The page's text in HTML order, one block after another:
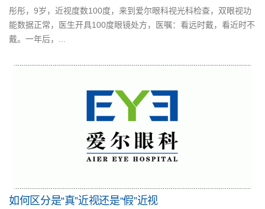
彤彤，9岁，近视度数100度，来到爱尔眼科视光科检查，双眼视功
能数据正常，医生开具100度眼镜处方，医嘱：看远时戴，看近时不
戴。一年后，...
如何区分是“真”近视还是“假”近视